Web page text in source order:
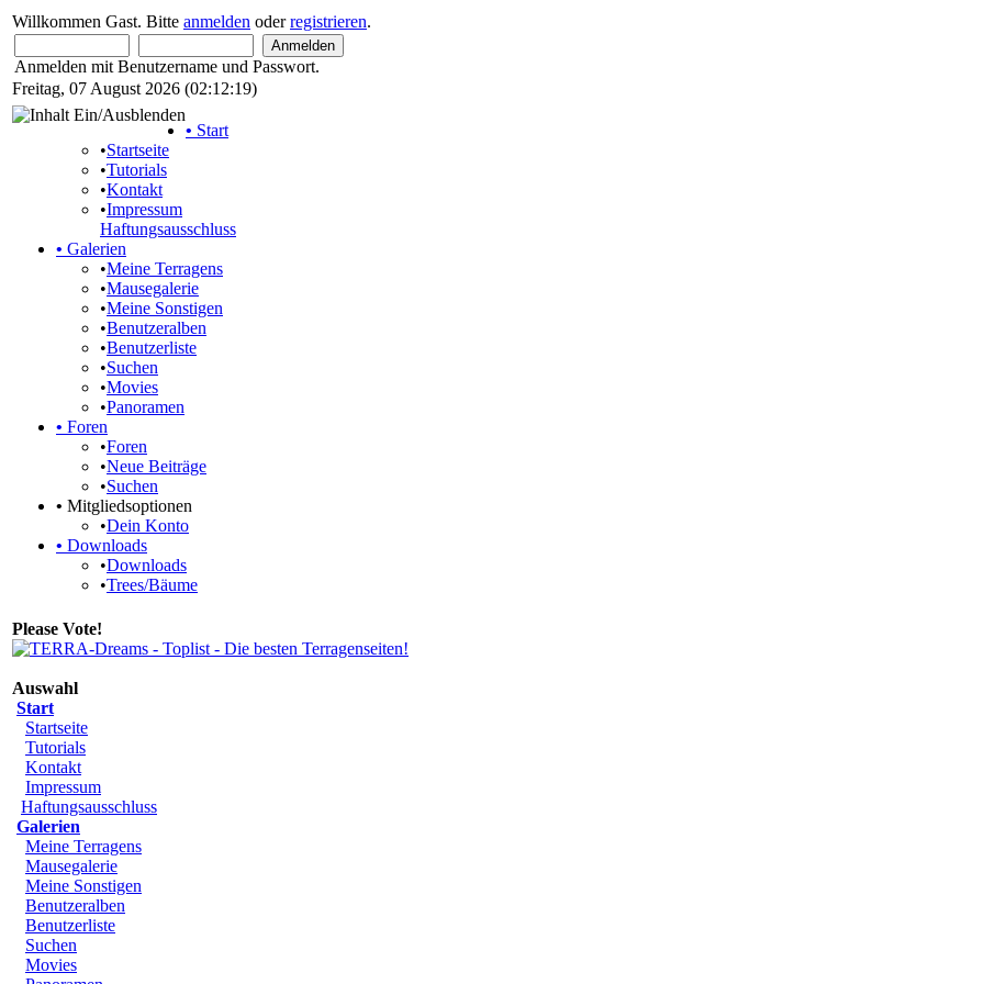
Willkommen Gast. Bitte anmelden oderregistrieren.
Anmelden mit Benutzername und Passwort.
Freitag, 07 August 2026 (02:12:19)
• Start
•Startseite
•Tutorials
•Kontakt
•Impressum
Haftungsausschluss
• Galerien
•Meine Terragens
•Mausegalerie
•Meine Sonstigen
•Benutzeralben
•Benutzerliste
•Suchen
•Movies
•Panoramen
• Foren
•Foren
•Neue Beiträge
•Suchen
• Mitgliedsoptionen
•Dein Konto
• Downloads
•Downloads
•Trees/Bäume
Please Vote!
Auswahl
Start
Startseite
Tutorials
Kontakt
Impressum
Haftungsausschluss
Galerien
Meine Terragens
Mausegalerie
Meine Sonstigen
Benutzeralben
Benutzerliste
Suchen
Movies